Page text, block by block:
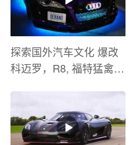
探索国外汽车文化 爆改
科迈罗，R8, 福特猛禽